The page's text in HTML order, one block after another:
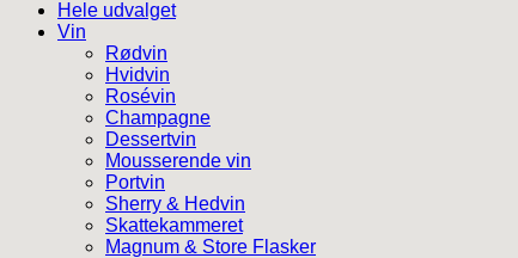
Hele udvalget
Vin
Rødvin
Hvidvin
Rosévin
Champagne
Dessertvin
Mousserende vin
Portvin
Sherry & Hedvin
Skattekammeret
Magnum & Store Flasker